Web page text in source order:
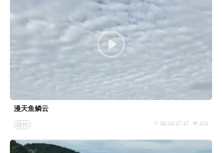
漫天鱼鳞云
随拍 08-04 07:47 418